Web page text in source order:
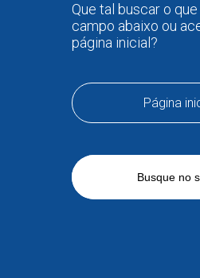
Que tal buscar o
campo abaixo ou
página inicial?
Página